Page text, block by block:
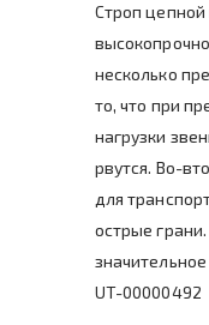
Строп цепной
несколько
то, что при
нагрузки
рвутся. Во-
для
острые
UT-00000492